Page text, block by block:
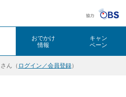
おでかけ
情報
キャン
ペーン
ん（ ログイン／会員登録）